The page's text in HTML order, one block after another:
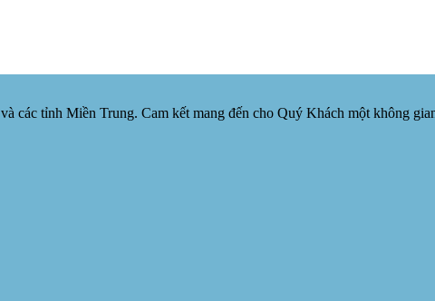
và các tỉnh Miền Trung. Cam kết mang đến cho Quý Khách một không